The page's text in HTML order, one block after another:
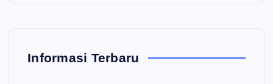
Informasi Terbaru